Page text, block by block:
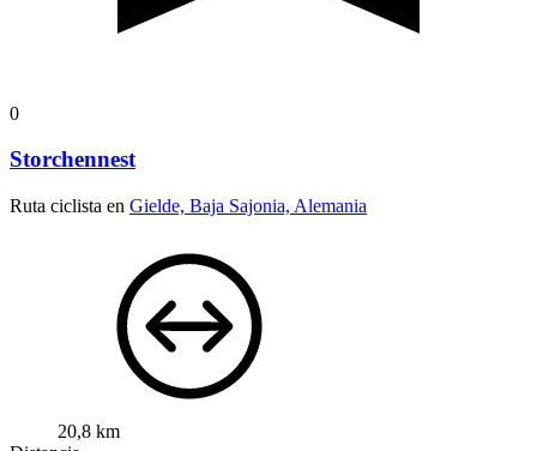
0
Storchennest
Ruta ciclista en Gielde, Baja Sajonia, Alemania
20,8 km